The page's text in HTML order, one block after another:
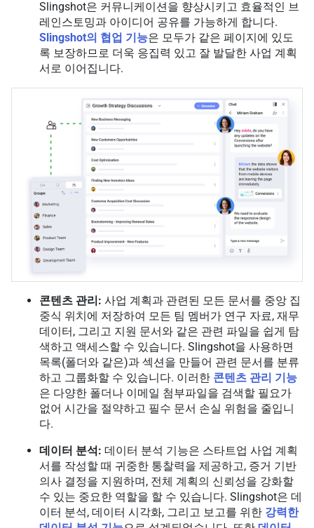
Slingshot은 커뮤니케이션을 향상시키고 효율적인 브
레인스토밍과 아이디어 공유를 가능하게 합니다.
Slingshot의 협업 기능은 모두가 같은 페이지에 있도
록 보장하므로 더욱 응집력 있고 잘 발달한 사업 계획
서로 이어집니다.
콘텐츠 관리: 사업 계획과 관련된 모든 문서를 중앙 집
중식 위치에 저장하여 모든 팀 멤버가 연구 자료, 재무
데이터, 그리고 지원 문서와 같은 관련 파일을 쉽게 탐
색하고 액세스할 수 있습니다. Slingshot을 사용하면
목록(폴더와 같은)과 섹션을 만들어 관련 문서를 분류
하고 그룹화할 수 있습니다. 이러한 콘텐츠 관리 기능
은 다양한 폴더나 이메일 첨부파일을 검색할 필요가
없어 시간을 절약하고 필수 문서 손실 위험을 줄입니
다.
데이터 분석: 데이터 분석 기능은 스타트업 사업 계획
서를 작성할 때 귀중한 통찰력을 제공하고, 증거 기반
의사 결정을 지원하며, 전체 계획의 신뢰성을 강화할
수 있는 중요한 역할을 할 수 있습니다. Slingshot은 데
이터 분석, 데이터 시각화, 그리고 보고를 위한 강력한